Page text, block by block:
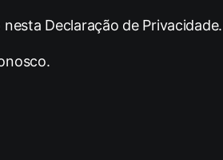
Declaração de Privacidade.
.